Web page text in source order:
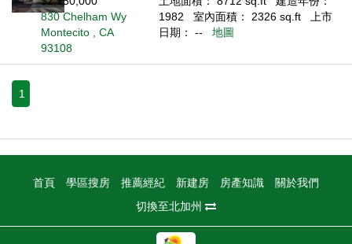
830 Chelham Wy
Montecito , CA
93108
1982
室內面積： 2326 sq.ft
上市
日期： --
地圖
1
首頁 學區搜房 推薦經紀 新建房 房產知識
關於我們
切換至北加州